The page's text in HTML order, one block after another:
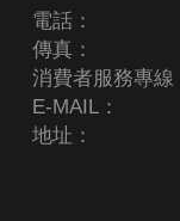
電話：
傳真：
消費者服務專線
E-MAIL：
地址：